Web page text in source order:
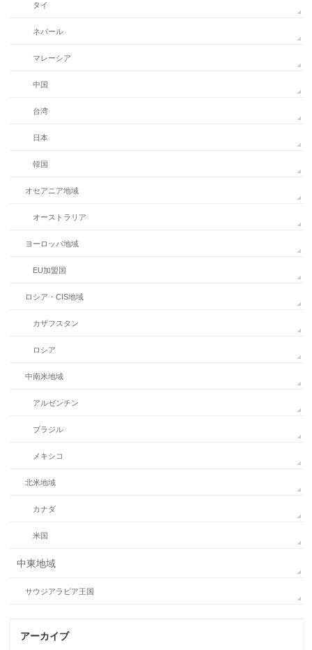
タイ
ネパール
マレーシア
中国
台湾
日本
韓国
オセアニア地域
オーストラリア
ヨーロッパ地域
EU加盟国
ロシア・CIS地域
カザフスタン
ロシア
中南米地域
アルゼンチン
ブラジル
メキシコ
北米地域
カナダ
米国
中東地域
サウジアラビア王国
アーカイブ